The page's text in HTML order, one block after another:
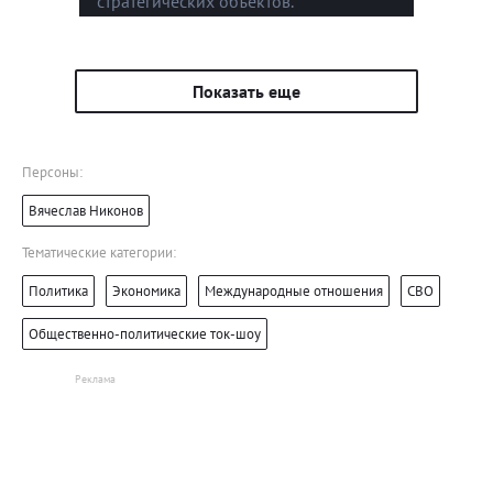
Показать еще
Персоны:
Вячеслав Никонов
Тематические категории:
Политика Экономика Международные отношения СВО
Общественно-политические ток-шоу